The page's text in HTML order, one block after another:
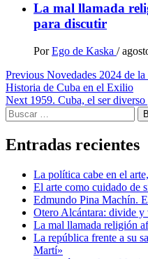
La mal llamada
para discutir
Por Ego de Kaska /
Post
navigation
Previous Novedades 2024 de
Historia de Cuba en el Exilio
Next 1959. Cuba, el ser
Buscar:
Entradas recientes
La política cabe en el
El arte como cuidado de
Edmundo Pina Machín.
Otero Alcántara: divide y
La mal llamada religión
La república frente a su
Martí»